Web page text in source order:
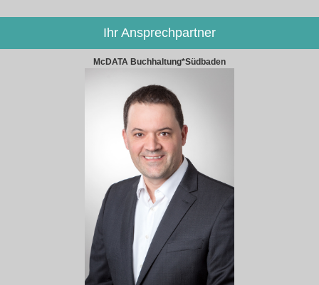
Ihr Ansprechpartner
McDATA Buchhaltung*Südbaden